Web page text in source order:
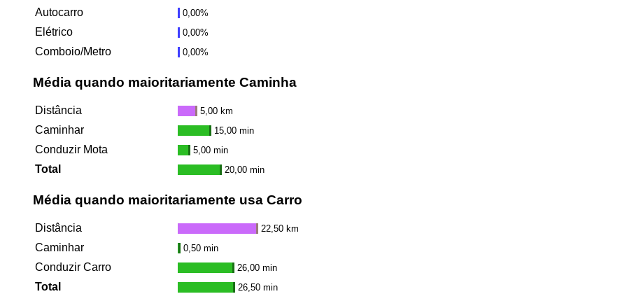
Autocarro 0,00%
Elétrico 0,00%
Comboio/Metro 0,00%
Média quando maioritariamente Caminha
Distância 5,00 km
Caminhar 15,00 min
Conduzir Mota 5,00 min
Total 20,00 min
Média quando maioritariamente usa Carro
Distância 22,50 km
Caminhar 0,50 min
Conduzir Carro 26,00 min
Total 26,50 min